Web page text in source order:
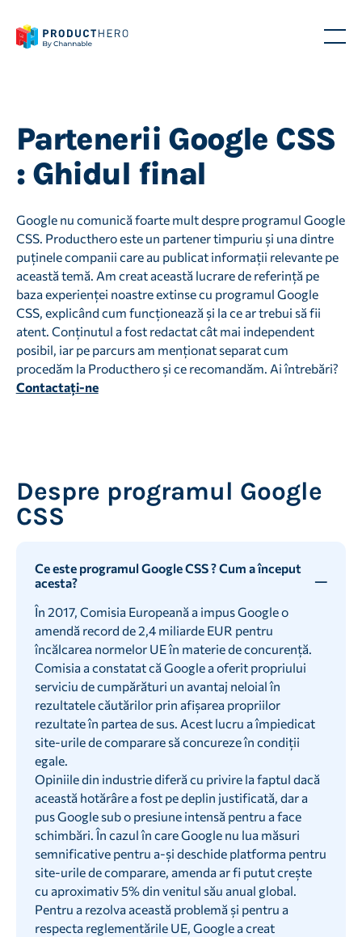
Partenerii Google CSS
: Ghidul final
Google nu comunică foarte mult despre programul Google
CSS. Producthero este un partener timpuriu și una dintre
puținele companii care au publicat informații relevante pe
această temă. Am creat această lucrare de referință pe
baza experienței noastre extinse cu programul Google
CSS, explicând cum funcționează și la ce ar trebui să fii
atent. Conținutul a fost redactat cât mai independent
posibil, iar pe parcurs am menționat separat cum
procedăm la Producthero și ce recomandăm. Ai întrebări?
Contactați-ne
Despre programul Google
CSS
Ce este programul Google CSS ? Cum a început
acesta?
În 2017, Comisia Europeană a impus Google o
amendă record de 2,4 miliarde EUR pentru
încălcarea normelor UE în materie de concurență.
Comisia a constatat că Google a oferit propriului
serviciu de cumpărături un avantaj neloial în
rezultatele căutărilor prin afișarea propriilor
rezultate în partea de sus. Acest lucru a împiedicat
site-urile de comparare să concureze în condiții
egale.
Opiniile din industrie diferă cu privire la faptul dacă
această hotărâre a fost pe deplin justificată, dar a
pus Google sub o presiune intensă pentru a face
schimbări. În cazul în care Google nu lua măsuri
semnificative pentru a-și deschide platforma pentru
site-urile de comparare, amenda ar fi putut crește
cu aproximativ 5% din venitul său anual global.
Pentru a rezolva această problemă și pentru a
respecta reglementările UE, Google a creat